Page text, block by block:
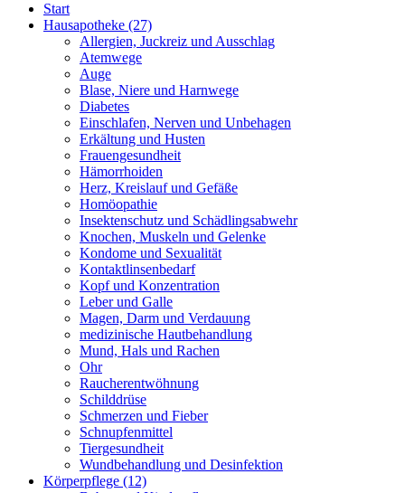
Start
Hausapotheke (27)
Allergien, Juckreiz und Ausschlag
Atemwege
Auge
Blase, Niere und Harnwege
Diabetes
Einschlafen, Nerven und Unbehagen
Erkältung und Husten
Frauengesundheit
Hämorrhoiden
Herz, Kreislauf und Gefäße
Homöopathie
Insektenschutz und Schädlingsabwehr
Knochen, Muskeln und Gelenke
Kondome und Sexualität
Kontaktlinsenbedarf
Kopf und Konzentration
Leber und Galle
Magen, Darm und Verdauung
medizinische Hautbehandlung
Mund, Hals und Rachen
Ohr
Raucherentwöhnung
Schilddrüse
Schmerzen und Fieber
Schnupfenmittel
Tiergesundheit
Wundbehandlung und Desinfektion
Körperpflege (12)